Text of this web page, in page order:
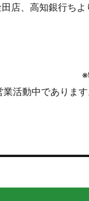
店、高知銀行ち
活動中でありま